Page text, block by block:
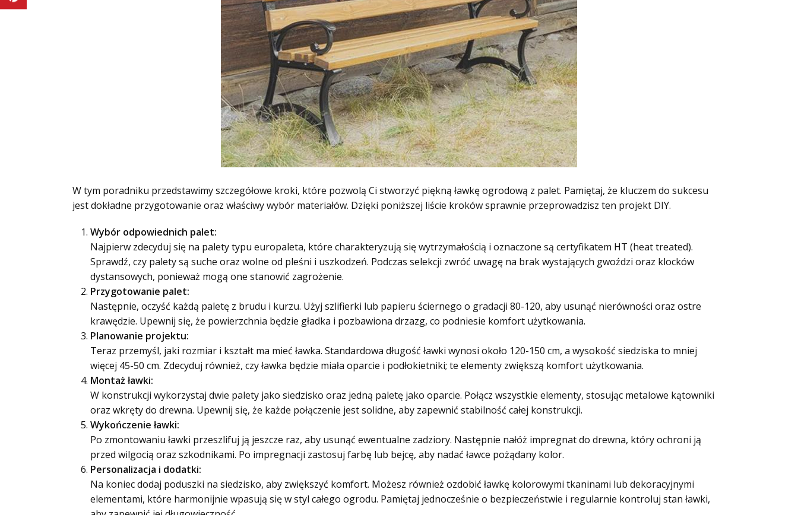
W tym poradniku przedstawimy szczegółowe kroki, które pozwolą Ci stworzyć piękną ławkę ogrodową z palet. Pamiętaj, że kluczem do sukcesu
jest dokładne przygotowanie oraz właściwy wybór materiałów. Dzięki poniższej liście kroków sprawnie przeprowadzisz ten projekt DIY.
Wybór odpowiednich palet:
Najpierw zdecyduj się na palety typu europaleta, które charakteryzują się wytrzymałością i oznaczone są certyfikatem HT (heat treated).
Sprawdź, czy palety są suche oraz wolne od pleśni i uszkodzeń. Podczas selekcji zwróć uwagę na brak wystających gwoździ oraz klocków
dystansowych, ponieważ mogą one stanowić zagrożenie.
Przygotowanie palet:
Następnie, oczyść każdą paletę z brudu i kurzu. Użyj szlifierki lub papieru ściernego o gradacji 80-120, aby usunąć nierówności oraz ostre
krawędzie. Upewnij się, że powierzchnia będzie gładka i pozbawiona drzazg, co podniesie komfort użytkowania.
Planowanie projektu:
Teraz przemyśl, jaki rozmiar i kształt ma mieć ławka. Standardowa długość ławki wynosi około 120-150 cm, a wysokość siedziska to mniej
więcej 45-50 cm. Zdecyduj również, czy ławka będzie miała oparcie i podłokietniki; te elementy zwiększą komfort użytkowania.
Montaż ławki:
W konstrukcji wykorzystaj dwie palety jako siedzisko oraz jedną paletę jako oparcie. Połącz wszystkie elementy, stosując metalowe kątowniki
oraz wkręty do drewna. Upewnij się, że każde połączenie jest solidne, aby zapewnić stabilność całej konstrukcji.
Wykończenie ławki:
Po zmontowaniu ławki przeszlifuj ją jeszcze raz, aby usunąć ewentualne zadziory. Następnie nałóż impregnat do drewna, który ochroni ją
przed wilgocią oraz szkodnikami. Po impregnacji zastosuj farbę lub bejcę, aby nadać ławce pożądany kolor.
Personalizacja i dodatki:
Na koniec dodaj poduszki na siedzisko, aby zwiększyć komfort. Możesz również ozdobić ławkę kolorowymi tkaninami lub dekoracyjnymi
elementami, które harmonijnie wpasują się w styl całego ogrodu. Pamiętaj jednocześnie o bezpieczeństwie i regularnie kontroluj stan ławki,